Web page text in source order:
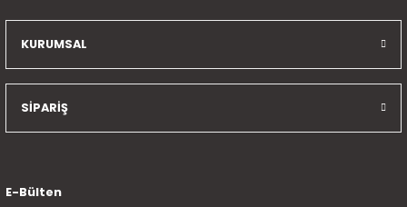
KURUMSAL
SİPARİŞ
E-Bülten